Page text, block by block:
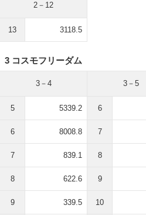
2－12
13 3118.5
3 コスモフリーダム
3－4
5 5339.2
6 8008.8
7 839.1
8 622.6
9 339.5
3－5
6
7
8
9
10